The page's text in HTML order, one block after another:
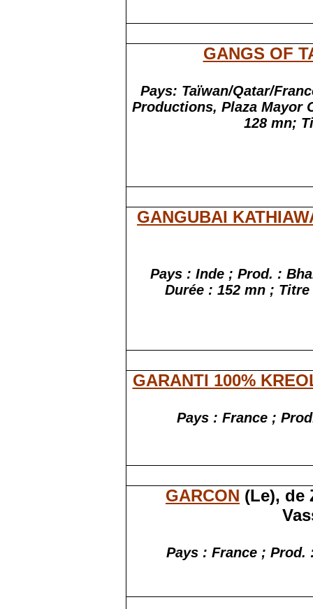
GANGS OF
Pays: Taïwan/Qatar/
Productions, Plaza Mayor
128 mn;
GANGUBAI
Pays : Inde ; Prod. :
Durée : 152 mn ;
GARANTI 100%
Pays : France ;
GARCON (Le), de
Pays : France ; Prod.